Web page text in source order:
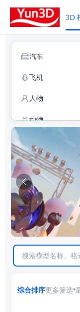
3D
汽车
飞机
人物
动物
精
综合排序更多筛选▾